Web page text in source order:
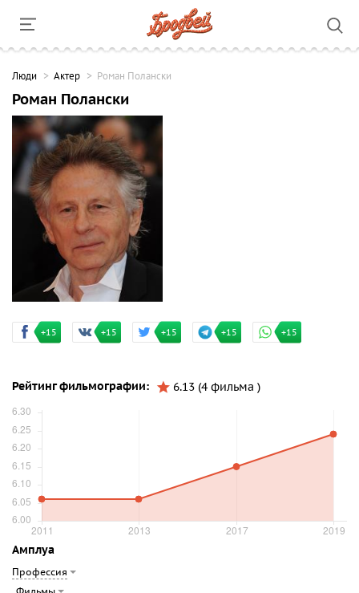
Люди Актер Роман Полански
Роман Полански
+15 +15 +15 +15 +15
Рейтинг фильмографии: 6.13 (4 фильма )
Амплуа
Профессия